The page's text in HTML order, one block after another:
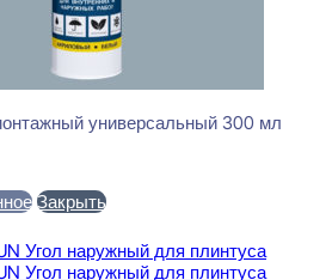
универсальный 300 мл
Закрыть